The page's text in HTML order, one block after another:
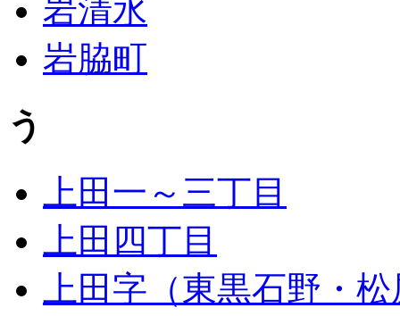
岩清水
岩脇町
う
上田一～三丁目
上田四丁目
上田字（東黒石野・